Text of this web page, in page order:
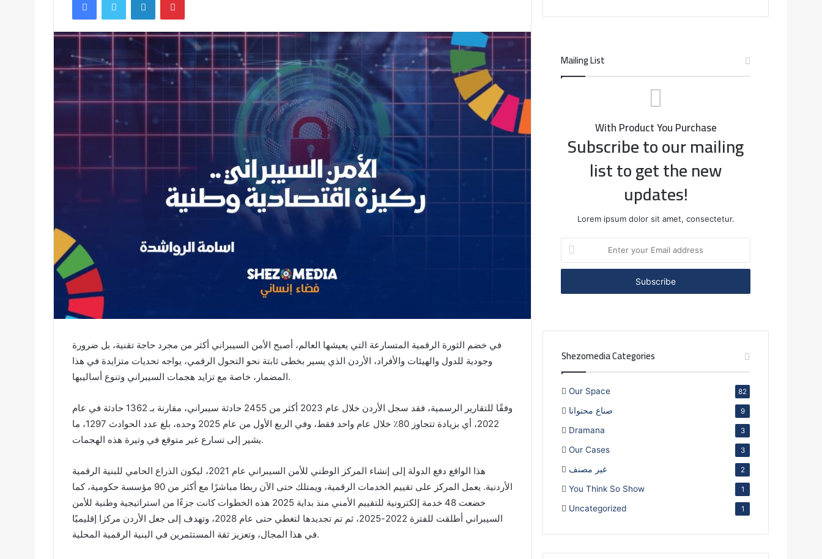
في خضم الثورة الرقمية المتسارعة التي يعيشها العالم، أصبح الأمن السيبراني أكثر من مجرد حاجة تقنية، بل ضرورة
وجودية للدول والهيئات والأفراد، الأردن الذي يسير بخطى ثابتة نحو التحول الرقمي، يواجه تحديات متزايدة في هذا
المضمار، خاصة مع تزايد هجمات السيبراني وتنوع أساليبها.
وفقًا للتقارير الرسمية، فقد سجل الأردن خلال عام 2023 أكثر من 2455 حادثة سيبراني، مقارنة بـ 1362 حادثة في عام
2022، أي بزيادة تتجاوز 80٪ خلال عام واحد فقط، وفي الربع الأول من عام 2025 وحده، بلغ عدد الحوادث 1297، ما
يشير إلى تسارع غير متوقع في وتيرة هذه الهجمات.
هذا الواقع دفع الدولة إلى إنشاء المركز الوطني للأمن السيبراني عام 2021، ليكون الذراع الحامي للبنية الرقمية
الأردنية. يعمل المركز على تقييم الخدمات الرقمية، ويمتلك حتى الآن ربطا مباشرًا مع أكثر من 90 مؤسسة حكومية، كما
خضعت 48 خدمة إلكترونية للتقييم الأمني منذ بداية 2025 هذه الخطوات كانت جزءًا من استراتيجية وطنية للأمن
السيبراني أطلقت للفترة 2022-2025، ثم تم تجديدها لتغطي حتى عام 2028، وتهدف إلى جعل الأردن مركزا إقليميًا
في هذا المجال، وتعزيز ثقة المستثمرين في البنية الرقمية المحلية.
Mailing List
With Product You Purchase
Subscribe to our mailing
list to get the new
updates!
Lorem ipsum dolor sit amet, consectetur.
your
Email
Shezomedia Categories
Our Space 82
صناع محتوانا 9
Dramana 3
Our Cases 3
غير مصنف 2
You Think So Show 1
Uncategorized 1